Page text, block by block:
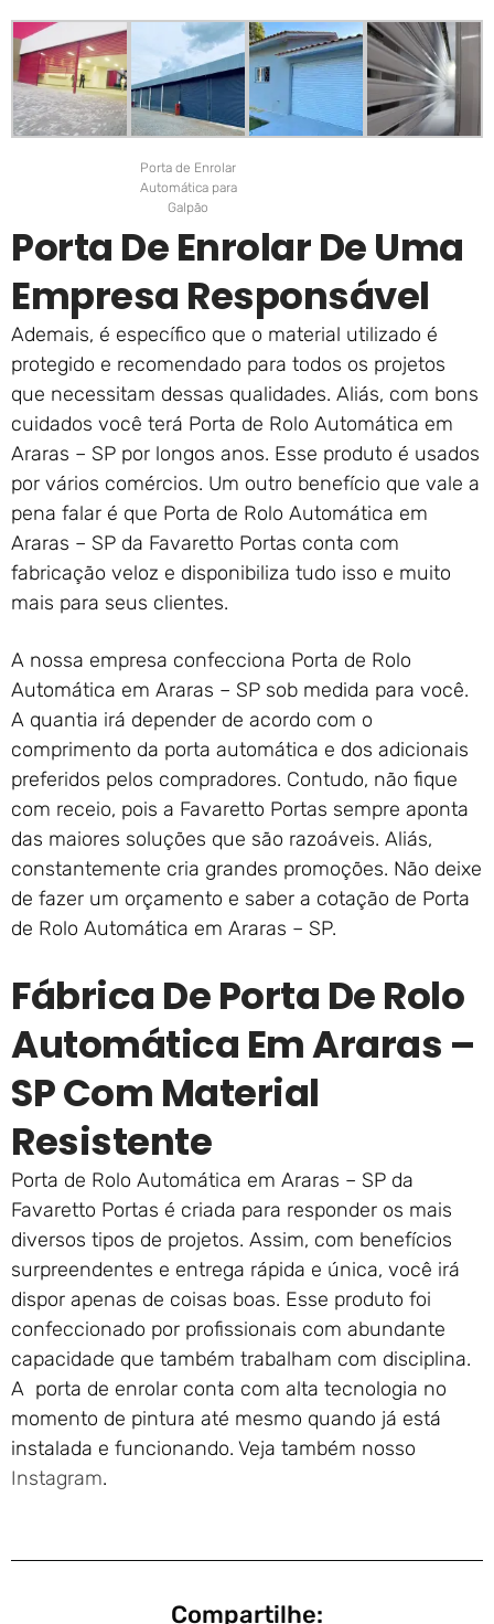
Porta de Enrolar
Automática para
Galpão
Porta De Enrolar De Uma
Empresa Responsável
Ademais, é específico que o material utilizado é
protegido e recomendado para todos os projetos
que necessitam dessas qualidades. Aliás, com bons
cuidados você terá Porta de Rolo Automática em
Araras – SP por longos anos. Esse produto é usados
por vários comércios. Um outro benefício que vale a
pena falar é que Porta de Rolo Automática em
Araras – SP da Favaretto Portas conta com
fabricação veloz e disponibiliza tudo isso e muito
mais para seus clientes.
A nossa empresa confecciona Porta de Rolo
Automática em Araras – SP sob medida para você.
A quantia irá depender de acordo com o
comprimento da porta automática e dos adicionais
preferidos pelos compradores. Contudo, não fique
com receio, pois a Favaretto Portas sempre aponta
das maiores soluções que são razoáveis. Aliás,
constantemente cria grandes promoções. Não deixe
de fazer um orçamento e saber a cotação de Porta
de Rolo Automática em Araras – SP.
Fábrica De Porta De Rolo
Automática Em Araras –
SP Com Material
Resistente
Porta de Rolo Automática em Araras – SP da
Favaretto Portas é criada para responder os mais
diversos tipos de projetos. Assim, com benefícios
surpreendentes e entrega rápida e única, você irá
dispor apenas de coisas boas. Esse produto foi
confeccionado por profissionais com abundante
capacidade que também trabalham com disciplina.
A porta de enrolar conta com alta tecnologia no
momento de pintura até mesmo quando já está
instalada e funcionando. Veja também nosso
Instagram.
Compartilhe: